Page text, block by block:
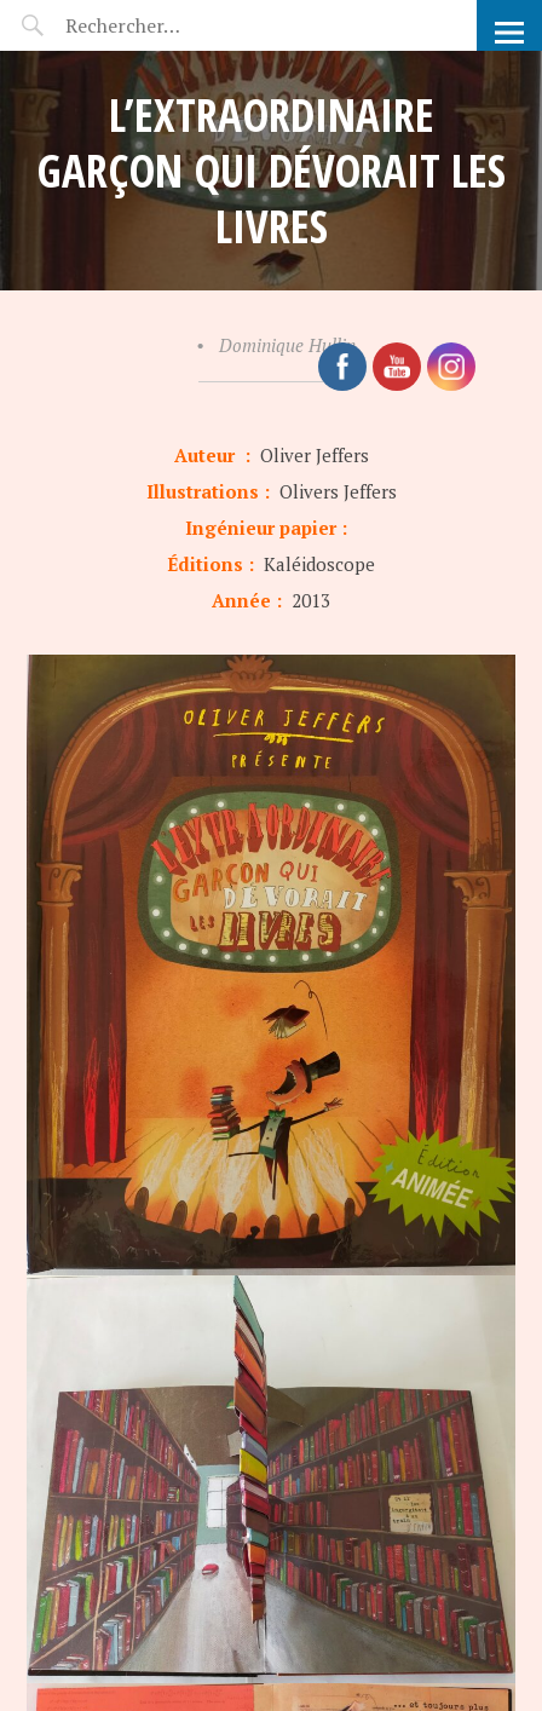
POP-UP FÉERIE
L’EXTRAORDINAIRE
GARÇON QUI DÉVORAIT LES
LIVRES
• Dominique Hullin
Auteur :Oliver Jeffers
Illustrations :Olivers Jeffers
Ingénieur papier :
Éditions : Kaléidoscope
Année : 2013